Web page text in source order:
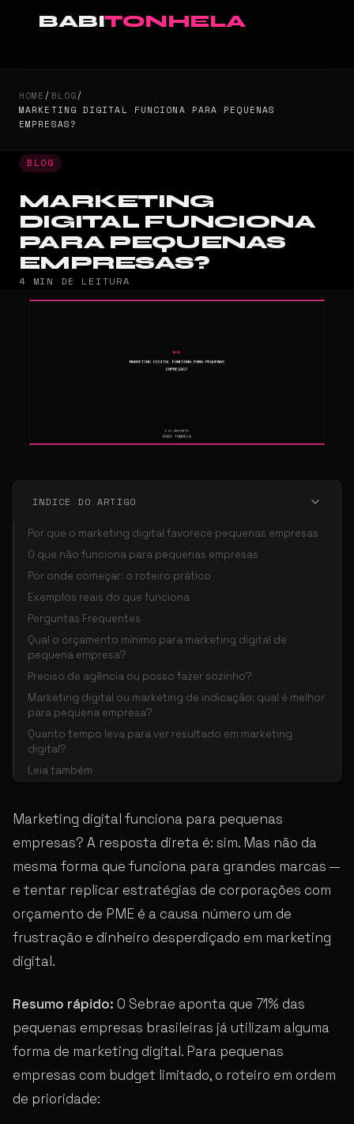
BABITONHELA
HOME/BLOG/
MARKETING DIGITAL FUNCIONA PARA PEQUENAS
EMPRESAS?
BLOG
MARKETING
DIGITAL FUNCIONA
PARA PEQUENAS
EMPRESAS?
4 MIN DE LEITURA
INDICE DO ARTIGO
Por que o marketing digital favorece pequenas empresas
O que não funciona para pequenas empresas
Por onde começar: o roteiro prático
Exemplos reais do que funciona
Perguntas Frequentes
Qual o orçamento mínimo para marketing digital de
pequena empresa?
Preciso de agência ou posso fazer sozinho?
Marketing digital ou marketing de indicação: qual é melhor
para pequena empresa?
Quanto tempo leva para ver resultado em marketing
digital?
Leia também
Marketing digital funciona para pequenas
empresas? A resposta direta é: sim. Mas não da
mesma forma que funciona para grandes marcas —
e tentar replicar estratégias de corporações com
orçamento de PME é a causa número um de
frustração e dinheiro desperdiçado em marketing
digital.
Resumo rápido: O Sebrae aponta que 71% das
pequenas empresas brasileiras já utilizam alguma
forma de marketing digital. Para pequenas
empresas com budget limitado, o roteiro em ordem
de prioridade: